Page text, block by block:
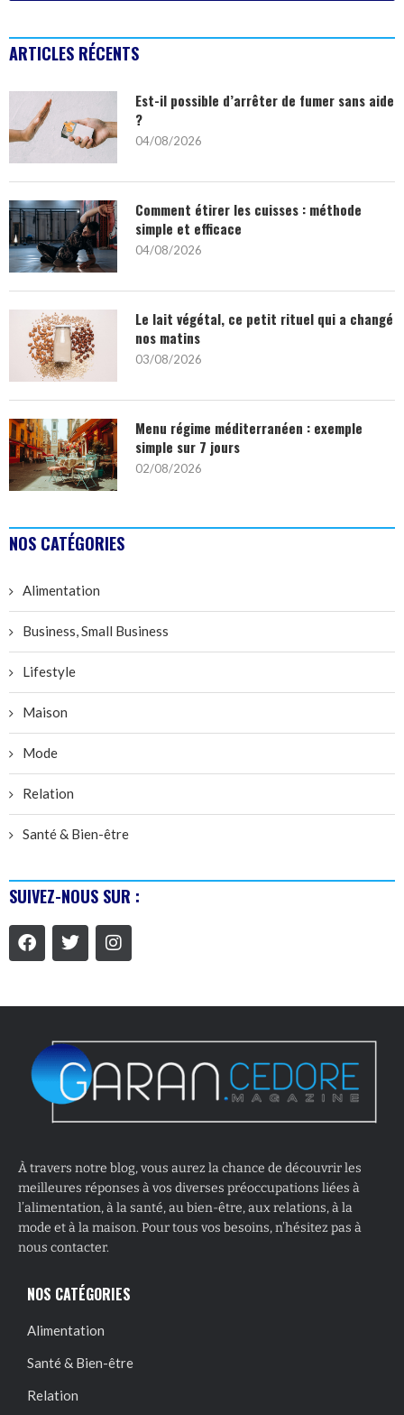
ARTICLES RÉCENTS
Est-il possible d’arrêter de fumer sans aide
?
04/08/2026
Comment étirer les cuisses : méthode
simple et efficace
04/08/2026
Le lait végétal, ce petit rituel qui a changé
nos matins
03/08/2026
Menu régime méditerranéen : exemple
simple sur 7 jours
02/08/2026
NOS CATÉGORIES
Alimentation
Business, Small Business
Lifestyle
Maison
Mode
Relation
Santé & Bien-être
SUIVEZ-NOUS SUR :
À travers notre blog, vous aurez la chance de découvrir les
meilleures réponses à vos diverses préoccupations liées à
l’alimentation, à la santé, au bien-être, aux relations, à la
mode et à la maison. Pour tous vos besoins, n’hésitez pas à
nous contacter.
NOS CATÉGORIES
Alimentation
Santé & Bien-être
Relation